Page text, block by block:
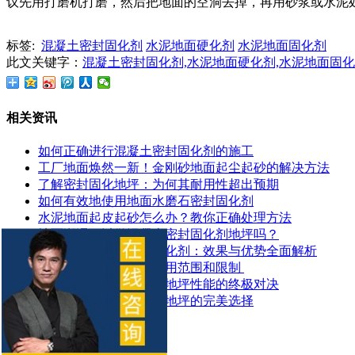
标签: 混凝土密封固化剂 水泥地面硬化剂 水泥地面固化剂
此文关键字： 混凝土密封固化剂,水泥地面硬化剂,水泥地面固化
相关资讯
如何正确进行混凝土密封固化剂的施工
工厂地面焕然一新！金刚砂地面起尘起砂的解决方法
了解密封固化地坪：为何其耐用性超出预期
如何有效地使用地面水磨石密封固化剂
水泥地面起皮起砂怎么办？教你正确处理方法
地面潮湿可以做混凝土密封固化剂地坪吗？
探索锂基混凝土密封固化剂：效果与优势全面解析
​混凝土密封固化剂的应用范围和限制 ​
混凝土染色地坪与环氧地坪性能的终极对决
让停车场更耐用：固化地坪的完美选择
推荐产品